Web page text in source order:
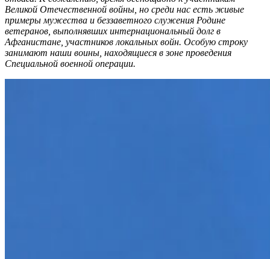
Великой Отечественной войны, но среди нас есть живые
примеры мужества и беззаветного служения Родине
ветеранов, выполнявших интернациональный долг в
Афганистане, участников локальных войн. Особую строку
занимают наши воины, находящиеся в зоне проведения
Специальной военной операции.